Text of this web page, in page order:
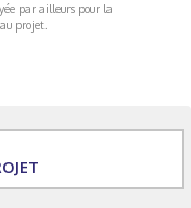
par ailleurs pour la
projet.